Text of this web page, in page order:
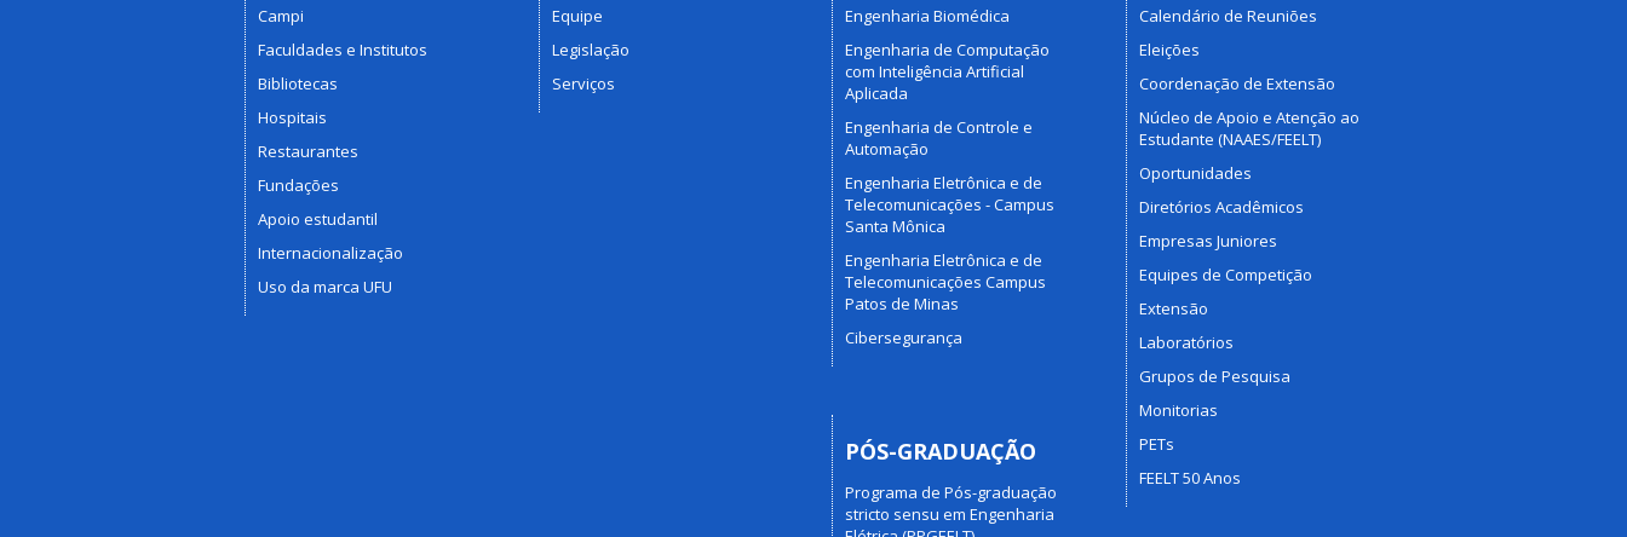
Campi
Faculdades e Institutos
Bibliotecas
Hospitais
Restaurantes
Fundações
Apoio estudantil
Internacionalização
Uso da marca UFU
Equipe
Legislação
Serviços
Engenharia Biomédica
Engenharia de Computação
com Inteligência Artificial
Aplicada
Engenharia de Controle e
Automação
Engenharia Eletrônica e de
Telecomunicações - Campus
Santa Mônica
Engenharia Eletrônica e de
Telecomunicações Campus
Patos de Minas
Cibersegurança
PÓS-GRADUAÇÃO
Programa de Pós-graduação
stricto sensu em Engenharia
Calendário de Reuniões
Eleições
Coordenação de Extensão
Núcleo de Apoio e Atenção ao
Estudante (NAAES/FEELT)
Oportunidades
Diretórios Acadêmicos
Empresas Juniores
Equipes de Competição
Extensão
Laboratórios
Grupos de Pesquisa
Monitorias
PETs
FEELT 50 Anos